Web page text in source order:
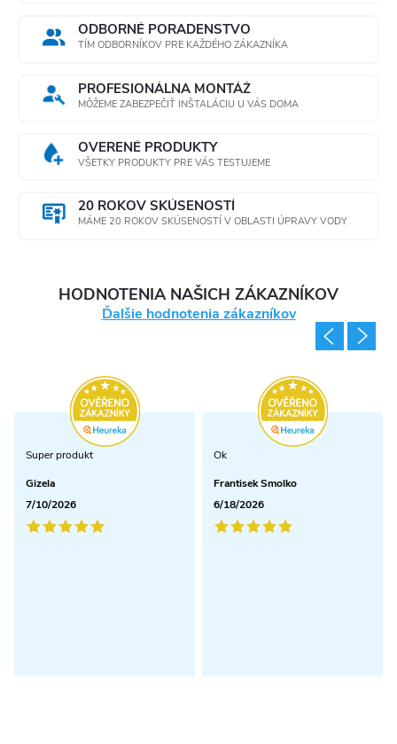
ODBORNÉ PORADENSTVO
TÍM ODBORNÍKOV PRE KAŽDÉHO ZÁKAZNÍKA
PROFESIONÁLNA MONTÁŽ
MÔŽEME ZABEZPEČIŤ INŠTALÁCIU U VÁS DOMA
OVERENÉ PRODUKTY
VŠETKY PRODUKTY PRE VÁS TESTUJEME
20 ROKOV SKÚSENOSTÍ
MÁME 20 ROKOV SKÚSENOSTÍ V OBLASTI ÚPRAVY VODY
HODNOTENIA NAŠICH ZÁKAZNÍKOV
Ďalšie hodnotenia zákazníkov
Super produkt
Gizela
7/10/2026
Ok
Frantisek Smolko
6/18/2026